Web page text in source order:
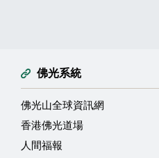
佛光系統
佛光山全球資訊網
香港佛光道場
人間福報